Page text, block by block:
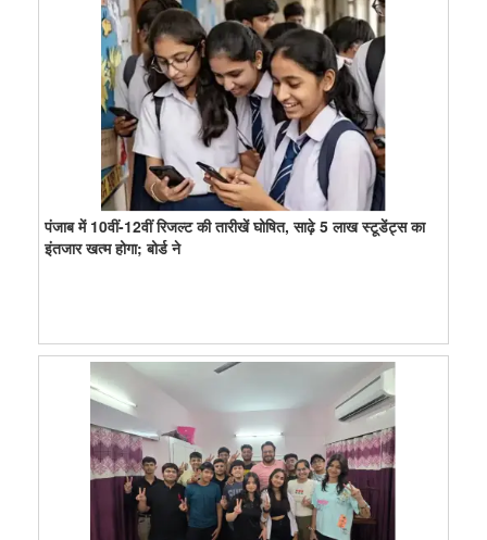
पंजाब में 10वीं-12वीं रिजल्ट की तारीखें घोषित, साढ़े 5 लाख स्टूडेंट्स का
इंतजार खत्म होगा; बोर्ड ने